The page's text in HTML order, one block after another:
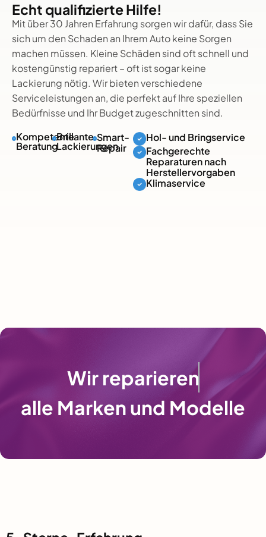
Echt qualifizierte Hilfe!
Mit über 30 Jahren Erfahrung sorgen wir dafür, dass Sie
sich um den Schaden an Ihrem Auto keine Sorgen
machen müssen. Kleine Schäden sind oft schnell und
kostengünstig repariert – oft ist sogar keine
Lackierung nötig. Wir bieten verschiedene
Serviceleistungen an, die perfekt auf Ihre speziellen
Bedürfnisse und Ihr Budget zugeschnitten sind.
Kompetente
Beratung
Brillante
Lackierungen
Smart-
Repair
Hol- und Bringservice
Fachgerechte
Reparaturen nach
Herstellervorgaben
Klimaservice
Wir reparieren
alle Marken und Modelle